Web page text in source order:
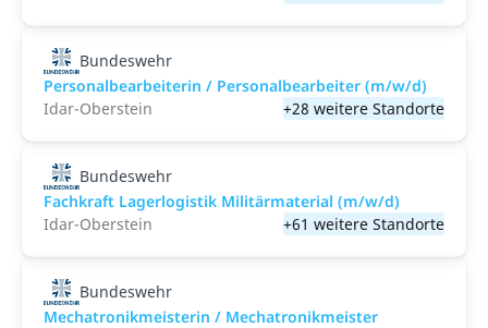
Bundeswehr
Personalbearbeiterin / Personalbearbeiter (m/w/d)
Idar-Oberstein
+28 weitere Standorte
Bundeswehr
Fachkraft Lagerlogistik Militärmaterial (m/w/d)
Idar-Oberstein
+61 weitere Standorte
Bundeswehr
Mechatronikmeisterin / Mechatronikmeister